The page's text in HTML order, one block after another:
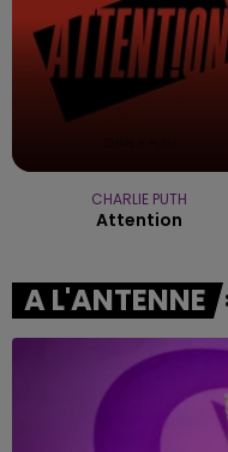
CHARLIE PUTH
Attention
A L'ANTENNE